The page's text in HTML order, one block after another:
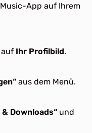
App auf Ihrem
auf Ihr Profilbild.
aus dem Menü.
Downloads“ und